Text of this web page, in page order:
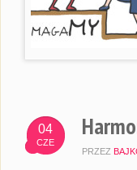
04
CZE
PRZEZ